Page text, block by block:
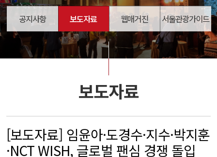
공지사항 보도자료 웹매거진 서울관광가이드
보도자료
[보도자료] 임윤아·도경수·지수·박지훈
·NCT WISH, 글로벌 팬심 경쟁 돌입